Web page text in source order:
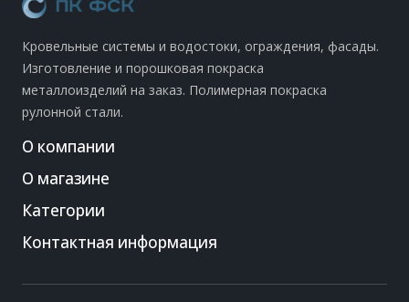
Кровельные системы и водостоки, ограждения, фасады.
Изготовление и порошковая покраска
металлоизделий на заказ. Полимерная покраска
рулонной стали.
О компании
О магазине
Категории
Контактная информация